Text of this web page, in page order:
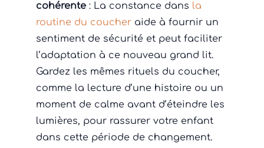
cohérente : La constance dans la
routine du coucheraide à fournir un
sentiment de sécurité et peut faciliter
l’adaptation à ce nouveau grand lit.
Gardez les mêmes rituels du coucher,
comme la lecture d’une histoire ou un
moment de calme avant d’éteindre les
lumières, pour rassurer votre enfant
dans cette période de changement.